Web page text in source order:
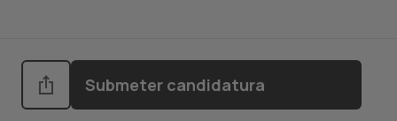
Submeter candidatura